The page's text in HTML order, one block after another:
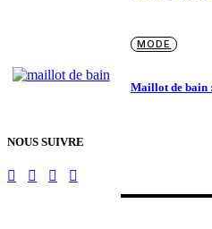
MODE
Maillot de bain
NOUS SUIVRE